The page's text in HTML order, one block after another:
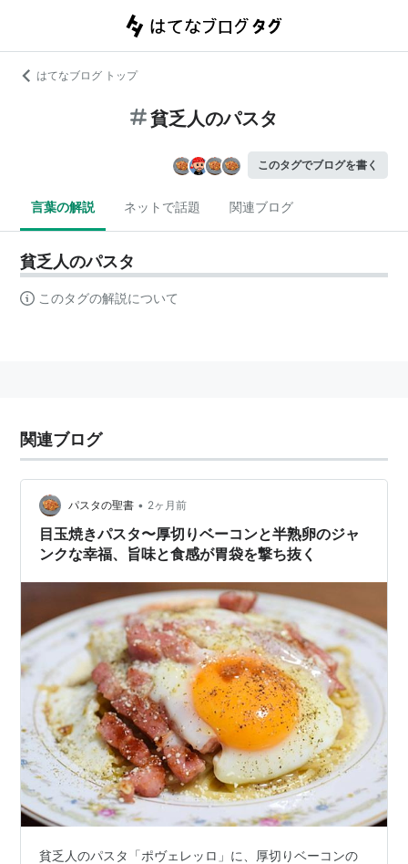
はてなブログ トップ
貧乏人のパスタ
このタグでブログを書く
言葉の解説 ネットで話題 関連ブログ
貧乏人のパスタ
このタグの解説について
関連ブログ
パスタの聖書 • 2ヶ月前
目玉焼きパスタ〜厚切りベーコンと半熟卵のジャ
ンクな幸福、旨味と食感が胃袋を撃ち抜く
貧乏人のパスタ「ポヴェレッロ」に、厚切りベーコンの